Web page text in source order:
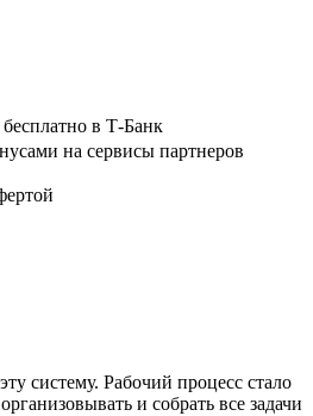
в Т-Банк
на сервисы партнеров
систему. Рабочий процесс стало
и собрать все задачи